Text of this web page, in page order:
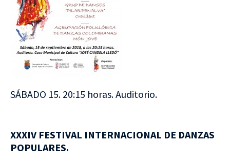
SÁBADO 15. 20:15 horas. Auditorio.
XXXIV FESTIVAL INTERNACIONAL DE DANZAS
POPULARES.